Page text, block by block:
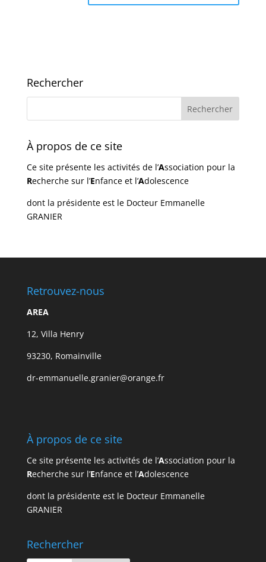
Rechercher
À propos de ce site
Ce site présente les activités de l’Association pour la
Recherche sur l’Enfance et l’Adolescence
dont la présidente est le Docteur Emmanelle
GRANIER
Retrouvez-nous
AREA
12, Villa Henry
93230, Romainville
dr-emmanuelle.granier@orange.fr
À propos de ce site
Ce site présente les activités de l’Association pour la
Recherche sur l’Enfance et l’Adolescence
dont la présidente est le Docteur Emmanelle
GRANIER
Rechercher